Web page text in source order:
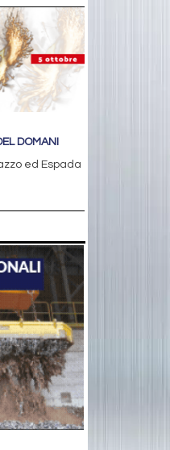
DOMANI
ed Espada